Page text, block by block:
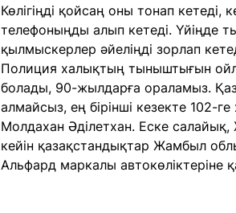
Көлігіңді қойсаң оны тонап
телефоныңды алып кетеді. Үйіңде
қылмыскерлер әйеліңді зорлап
Полиция халықтың тыныштығын
болады, 90-жылдарға ораламыз.
алмайсыз, ең бірінші кезекте 102-
Молдахан Әділетхан. Еске
кейін қазақстандықтар Жамбыл
Альфард маркалы